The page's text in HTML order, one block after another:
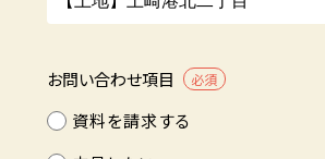
お問い合わせ項目 必須
資料を請求する